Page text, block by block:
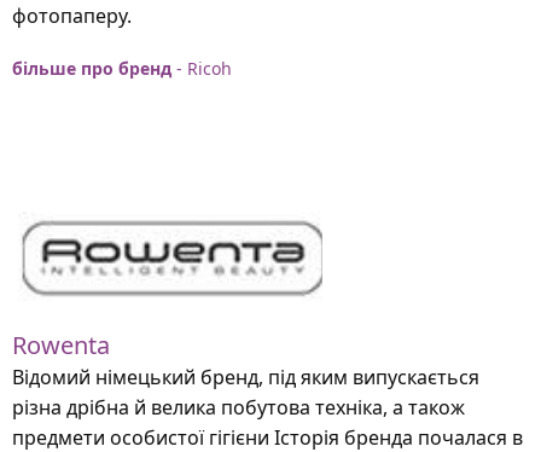
фотопаперу.
більше про бренд - Ricoh
Rowenta
Відомий німецький бренд, під яким випускається
різна дрібна й велика побутова техніка, а також
предмети особистої гігієни Історія бренда почалася в